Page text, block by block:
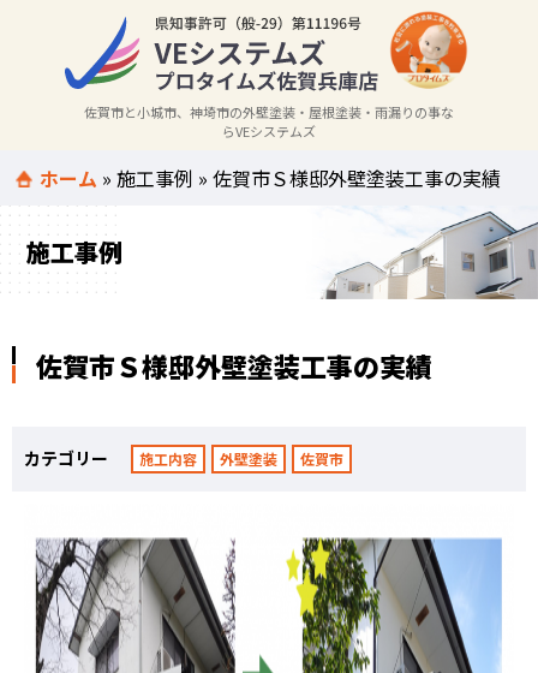
佐賀市と小城市、神埼市の外壁塗装・屋根塗装・雨漏りの事な
らVEシステムズ
ホーム »施工事例 »佐賀市Ｓ様邸外壁塗装工事の実績
施工事例
佐賀市Ｓ様邸外壁塗装工事の実績
カテゴリー 施工内容 外壁塗装 佐賀市